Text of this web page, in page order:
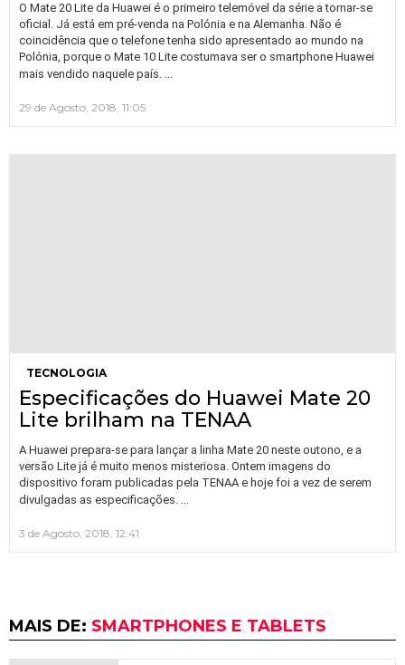
O Mate 20 Lite da Huawei é o primeiro telemóvel da série a tornar-se
oficial. Já está em pré-venda na Polónia e na Alemanha. Não é
coincidência que o telefone tenha sido apresentado ao mundo na
Polónia, porque o Mate 10 Lite costumava ser o smartphone Huawei
mais vendido naquele país.
29 de Agosto, 2018, 11:05
TECNOLOGIA
Especificações do Huawei Mate 20
Lite brilham na TENAA
A Huawei prepara-se para lançar a linha Mate 20 neste outono, e a
versão Lite já é muito menos misteriosa. Ontem imagens do
dispositivo foram publicadas pela TENAA e hoje foi a vez de serem
divulgadas as especificações.
3 de Agosto, 2018, 12:41
MAIS DE: SMARTPHONES E TABLETS